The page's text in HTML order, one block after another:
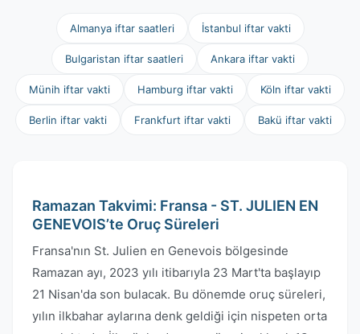
Almanya iftar saatleri İstanbul iftar vakti
Bulgaristan iftar saatleri Ankara iftar vakti
Münih iftar vakti Hamburg iftar vakti Köln iftar vakti
Berlin iftar vakti Frankfurt iftar vakti Bakü iftar vakti
Ramazan Takvimi: Fransa - ST. JULIEN EN
GENEVOIS’te Oruç Süreleri
Fransa'nın St. Julien en Genevois bölgesinde
Ramazan ayı, 2023 yılı itibarıyla 23 Mart'ta başlayıp
21 Nisan'da son bulacak. Bu dönemde oruç süreleri,
yılın ilkbahar aylarına denk geldiği için nispeten orta